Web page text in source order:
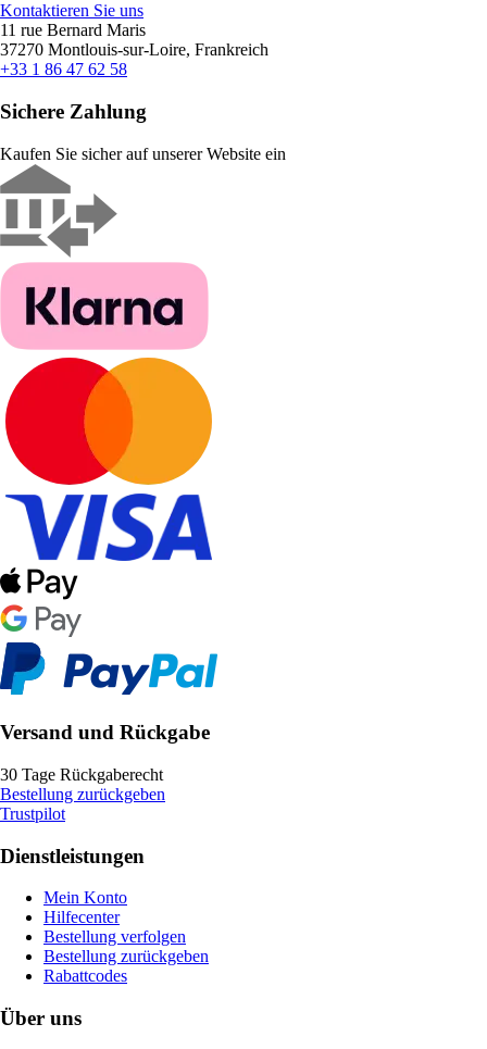
Kontaktieren Sie uns
11 rue Bernard Maris
37270 Montlouis-sur-Loire, Frankreich
+33 1 86 47 62 58
Sichere Zahlung
Kaufen Sie sicher auf unserer Website ein
Versand und Rückgabe
30 Tage Rückgaberecht
Bestellung zurückgeben
Trustpilot
Dienstleistungen
Mein Konto
Hilfecenter
Bestellung verfolgen
Bestellung zurückgeben
Rabattcodes
Über uns